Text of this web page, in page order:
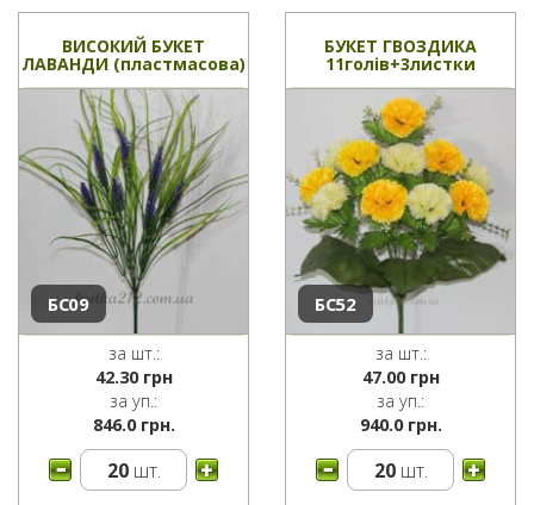
ВИСОКИЙ БУКЕТ
ЛАВАНДИ (пластмасова)
БС09
за шт.:
42.30 грн
за уп.:
846.0 грн.
20шт.
БУКЕТ ГВОЗДИКА
11голів+3листки
БС52
за шт.:
47.00 грн
за уп.:
940.0 грн.
20шт.